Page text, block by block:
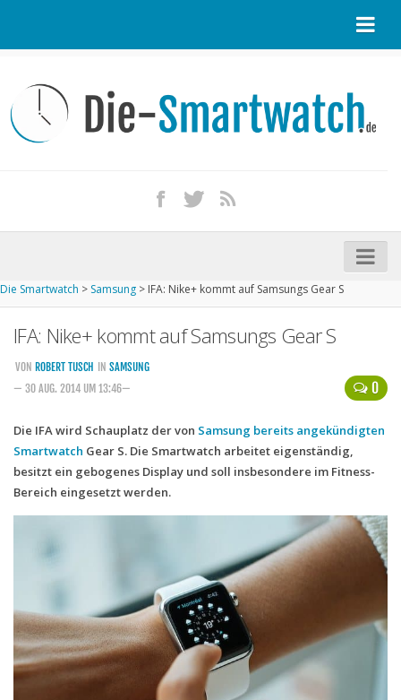
Kontakt / Tipp geben
Impressum
iPhone kaufen
Startseite
Aktuelle Smartwatches im Test
Kommende Smartwatches
Handytarife
BASE
Smartphonetarife
Smartphonetarife
Prepaid-Tarife
Datentarife
Flatrate-Prepaidtarife
Die Smartwatch > Samsung > IFA: Nike+ kommt auf Samsungs Gear S
IFA: Nike+ kommt auf Samsungs Gear S
0
VON ROBERT TUSCH IN SAMSUNG
— 30 AUG. 2014 UM 13:46—
Die IFA wird Schauplatz der von Samsung bereits angekündigten
Smartwatch Gear S. Die Smartwatch arbeitet eigenständig,
besitzt ein gebogenes Display und soll insbesondere im Fitness-
Bereich eingesetzt werden.